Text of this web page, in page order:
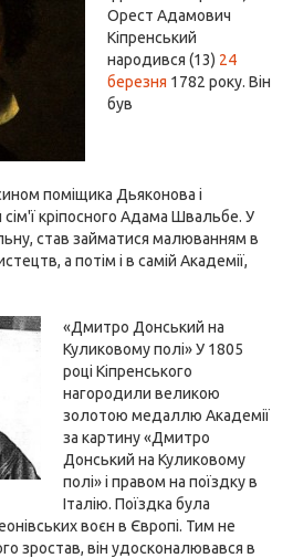
Орест Адамович
Кіпренський
народився (13) 24
березня 1782 року. Він
був
поміщика Дьяконова і
кріпосного Адама Швальбе. У
став займатися малюванням в
а потім і в самій Академії,
«Дмитро Донський на
Куликовому полі» У 1805
році Кіпренського
нагородили великою
золотою медаллю Академії
за картину «Дмитро
Донський на Куликовому
полі» і правом на поїздку в
Італію. Поїздка була
воєн в Європі. Тим не
зростав, він удосконалювався в